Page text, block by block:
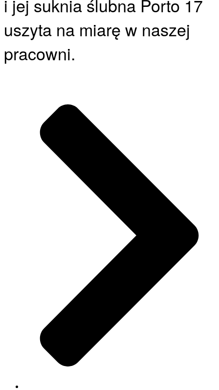
i jej suknia ślubna Porto 17
uszyta na miarę w naszej
pracowni.